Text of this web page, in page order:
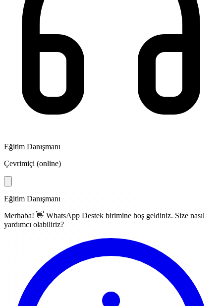
Eğitim Danışmanı
Çevrimiçi (online)
Eğitim Danışmanı
Merhaba! 👋 WhatsApp Destek birimine hoş geldiniz. Size nasıl
yardımcı olabiliriz?